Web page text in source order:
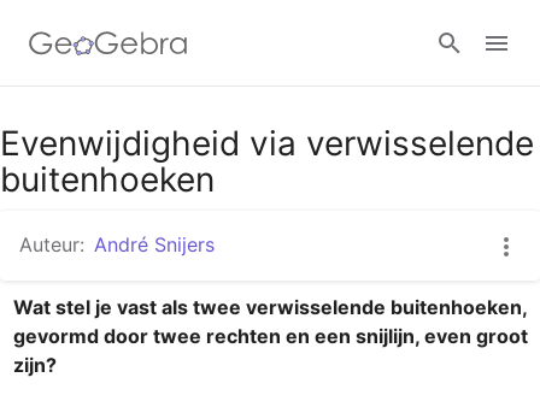
Google Classroom
Aanmelden
Evenwijdigheid via verwisselende
buitenhoeken
Auteur: André Snijers
Wat stel je vast als twee verwisselende buitenhoeken,
gevormd door twee rechten en een snijlijn, even groot
zijn?